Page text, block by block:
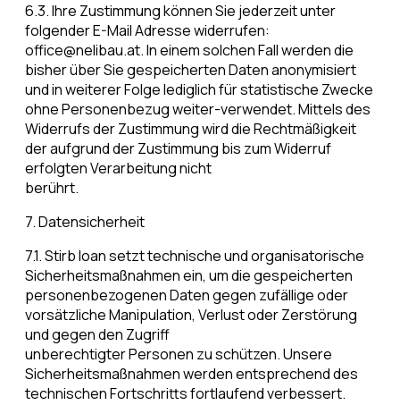
6.3. Ihre Zustimmung können Sie jederzeit unter
folgender E-Mail Adresse widerrufen:
office@nelibau.at. In einem solchen Fall werden die
bisher über Sie gespeicherten Daten anonymisiert
und in weiterer Folge lediglich für statistische Zwecke
ohne Personenbezug weiter-verwendet. Mittels des
Widerrufs der Zustimmung wird die Rechtmäßigkeit
der aufgrund der Zustimmung bis zum Widerruf
erfolgten Verarbeitung nicht
berührt.
7. Datensicherheit
7.1. Stirb Ioan setzt technische und organisatorische
Sicherheitsmaßnahmen ein, um die gespeicherten
personenbezogenen Daten gegen zufällige oder
vorsätzliche Manipulation, Verlust oder Zerstörung
und gegen den Zugriff
unberechtigter Personen zu schützen. Unsere
Sicherheitsmaßnahmen werden entsprechend des
technischen Fortschritts fortlaufend verbessert.